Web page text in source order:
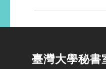
臺灣大學秘書